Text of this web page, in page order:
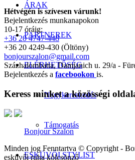
ÁRAK
PARTNEREK
ELÉRHETŐSÉG
Nagykereskedés
Támogatás
ESKÜVŐI STYLIST
Hétvégén is szívesen várunk!
Bejelentkezés munkanapokon
10-17 óráig:
+36 20 4747-448
+36 20 4249-430 (Öltöny)
bonjourszalon@gmail.com
Százhalombatta, Damjanich u. 29/a -
Bejelentkezés a facebookon is.
Keress minket a közösségi
Bonjour Szalon
Minden jog Fenntartva © Copyright -
esküvői ruha kölcsönző